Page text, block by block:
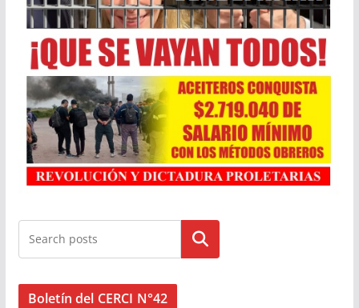
Buscar
Boletín del CERCI N°42